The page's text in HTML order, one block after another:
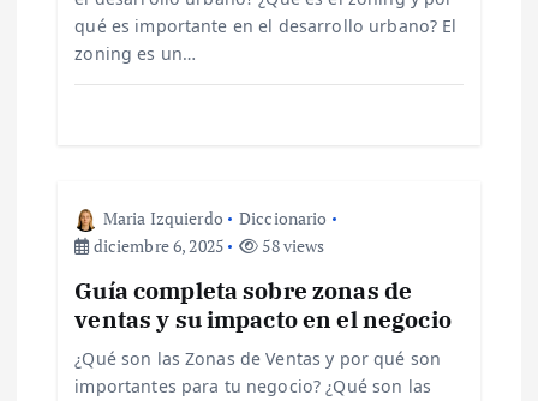
qué es importante en el desarrollo urbano? El
zoning es un…
Maria Izquierdo
Diccionario
diciembre 6, 2025
58 views
Guía completa sobre zonas de
ventas y su impacto en el negocio
¿Qué son las Zonas de Ventas y por qué son
importantes para tu negocio? ¿Qué son las